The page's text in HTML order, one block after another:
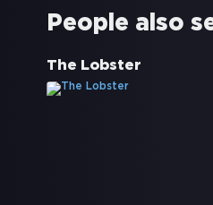
People also
The Lobster